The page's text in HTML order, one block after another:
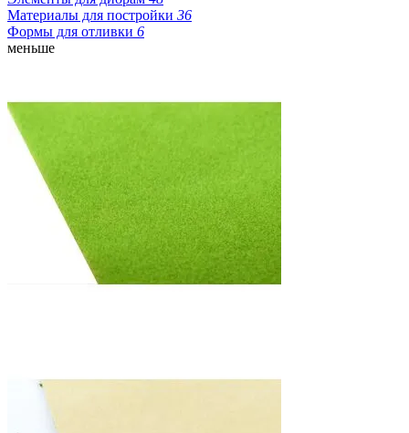
Материалы для постройки 36
Формы для отливки 6
меньше